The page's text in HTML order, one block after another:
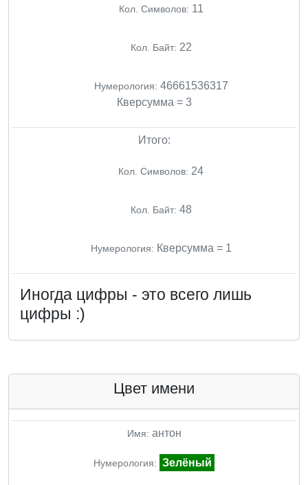
Кол. Символов: 11
Кол. Байт: 22
Нумерология: 46661536317
Кверсумма = 3
Итого:
Кол. Символов: 24
Кол. Байт: 48
Нумерология: Кверсумма = 1
Иногда цифры - это всего лишь
цифры :)
Цвет имени
Имя: антон
Нумерология: Зелёный